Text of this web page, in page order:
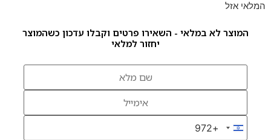
המלאי אזל
המוצר לא במלאי - השאירו פרטים וקבלו עדכון כשהמוצר
יחזור למלאי
Israel +972
+972